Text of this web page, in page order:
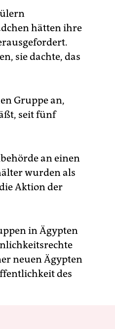
hätten ihre
sie dachte, das
Gruppe an,
seit fünf
an einen
wurden als
Aktion der
in Ägypten
neuen Ägypten
des